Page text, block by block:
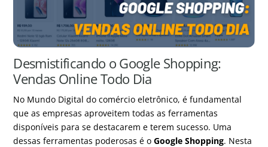
Desmistificando o Google Shopping:
Vendas Online Todo Dia
No Mundo Digital do comércio eletrônico, é fundamental
que as empresas aproveitem todas as ferramentas
disponíveis para se destacarem e terem sucesso. Uma
dessas ferramentas poderosas é oGoogle Shopping. Nesta